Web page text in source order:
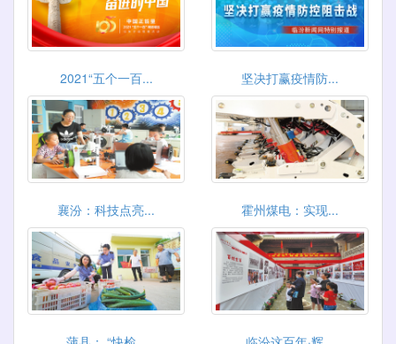
2021“五个一百... 坚决打赢疫情防...
襄汾：科技点亮... 霍州煤电：实现...